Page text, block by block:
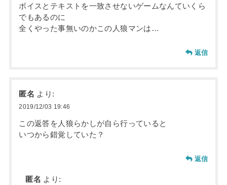
ボイスとテキストを一致させないゲームなんていくら
でもあるのに
全くやった事無いのかこの人狼マンは…
返信
匿名 より:
2019/12/03 19:46
この返答を人狼らかしが自ら行っていると
いつから錯覚していた？
返信
匿名 より: